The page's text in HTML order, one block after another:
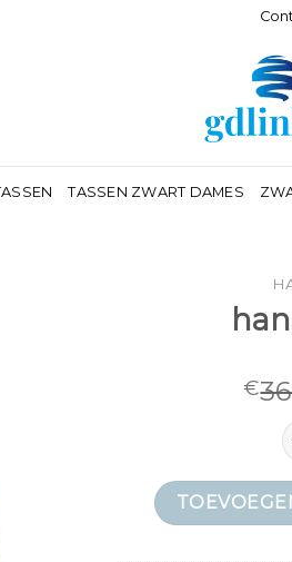
TASSEN ZWART DAMES
€